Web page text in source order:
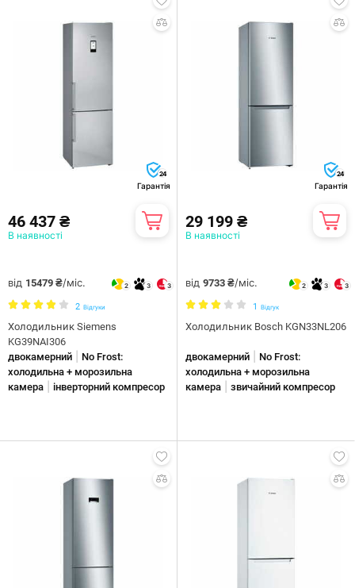
24
Гарантія
46 437 ₴
В наявності
від 15479 ₴/міс. 2 3 3
2 Відгуки
Холодильник Siemens
KG39NAI306
двокамерний
No Frost:
холодильна + морозильна
камера
інверторний компресор
24
Гарантія
29 199 ₴
В наявності
від 9733 ₴/міс. 2 3 3
1 Відгук
Холодильник Bosch KGN33NL206
двокамерний
No Frost:
холодильна + морозильна
камера
звичайний компресор